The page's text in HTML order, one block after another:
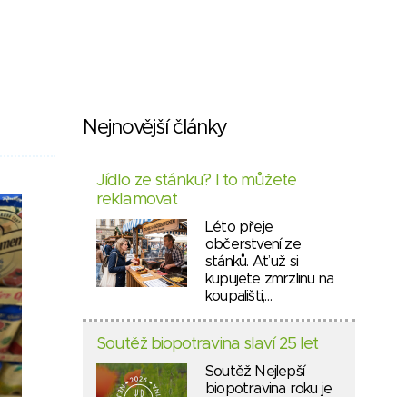
Nejnovější články
Jídlo ze stánku? I to můžete
reklamovat
Léto přeje
občerstvení ze
stánků. Ať už si
kupujete zmrzlinu na
koupališti,…
Soutěž biopotravina slaví 25 let
Soutěž Nejlepší
biopotravina roku je